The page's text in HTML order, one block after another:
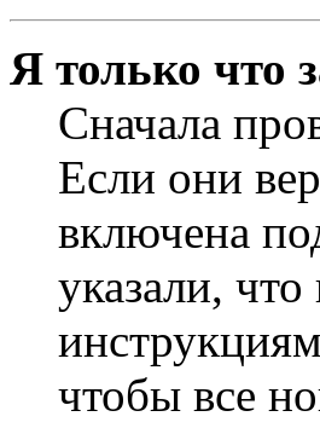
Я только что
Сначала
Если они
включена
указали,
чтобы все